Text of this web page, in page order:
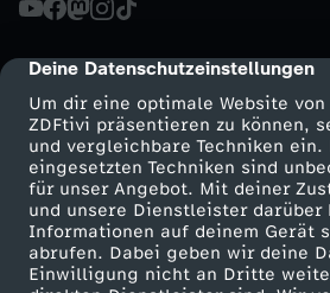
cmp-dialog-description
Deine Datenschutzeinstellungen
Um dir eine optimale Website von
ZDFtivi präsentieren zu können,
und vergleichbare Techniken ein.
eingesetzten Techniken sind
für unser Angebot. Mit deiner
und unsere Dienstleister darüber
Informationen auf deinem Gerät
abrufen. Dabei geben wir deine
Einwilligung nicht an Dritte
h
r
e
n
e
Mehr ZDF
ZDF-Apps
Smart TV
Service